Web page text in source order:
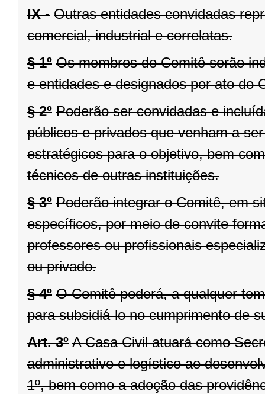
IX - Outras entidades convidadas
comercial, industrial e correlatas.
§ 1º Os membros do Comitê serão
e entidades e designados por ato do
§ 2º Poderão ser convidadas e
públicos e privados que venham a
estratégicos para o objetivo, bem
técnicos de outras instituições.
§ 3º Poderão integrar o Comitê, em
específicos, por meio de convite
professores ou profissionais
ou privado.
§ 4º O Comitê poderá, a qualquer
para subsidiá-lo no cumprimento de
Art. 3º A Casa Civil atuará como
administrativo e logístico ao
1º, bem como a adoção das